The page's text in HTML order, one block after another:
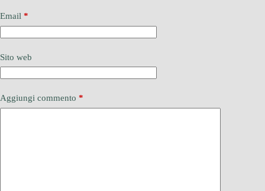
Email *
Sito web
Aggiungi commento *